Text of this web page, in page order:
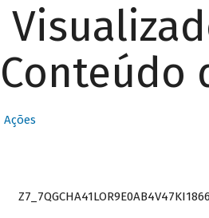
Conteúdo
Ações